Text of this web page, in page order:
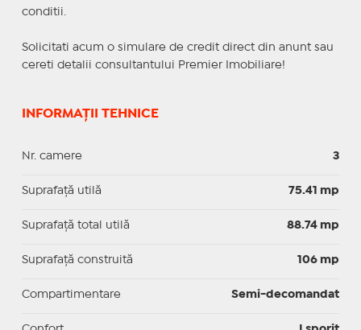
conditii.
Solicitati acum o simulare de credit direct din anunt sau
cereti detalii consultantului Premier Imobiliare!
INFORMAȚII TEHNICE
Nr. camere 3
Suprafaţă utilă 75.41 mp
Suprafaţă total utilă 88.74 mp
Suprafaţă construită 106 mp
Compartimentare Semi-decomandat